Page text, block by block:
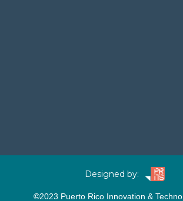
©2023 Puerto Rico Innovation &
Designed by: